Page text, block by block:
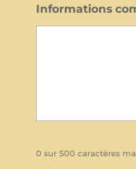
Informations
0 sur 500 caractères